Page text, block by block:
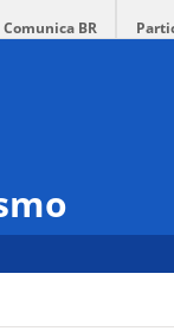
Comunica BR